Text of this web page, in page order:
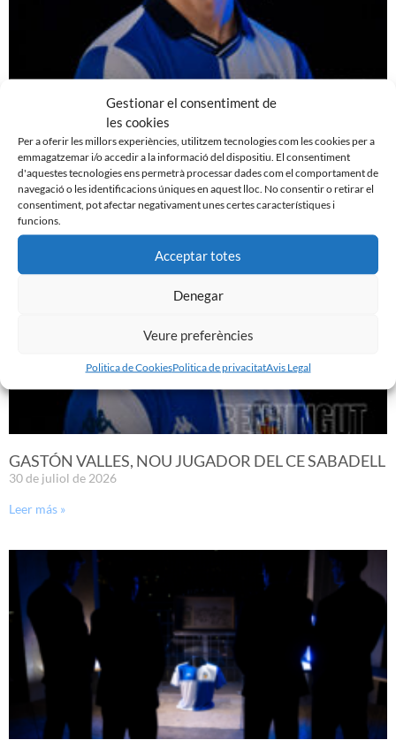
Gestionar el consentiment de
les cookies
Per a oferir les millors experiències, utilitzem tecnologies com les cookies per a
emmagatzemar i/o accedir a la informació del dispositiu. El consentiment
d'aquestes tecnologies ens permetrà processar dades com el comportament de
navegació o les identificacions úniques en aquest lloc. No consentir o retirar el
consentiment, pot afectar negativament unes certes característiques i
funcions.
Acceptar totes
Denegar
Veure preferències
Politica de CookiesPolitica de privacitatAvis Legal
EDGAR GONZÁLEZ, NOU JUGADOR DEL CE
SABADELL
7 d'agost de 2026
Leer más »
GASTÓN VALLES, NOU JUGADOR DEL CE SABADELL
30 de juliol de 2026
Leer más »